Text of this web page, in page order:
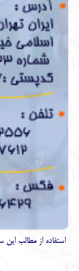
استفاده از مطالب